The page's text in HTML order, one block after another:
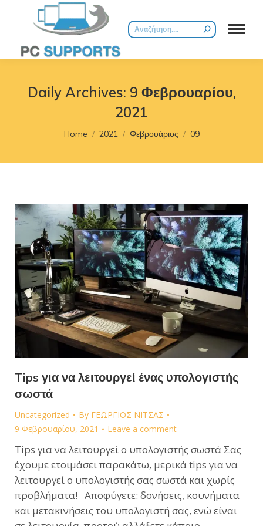
Search:
Daily Archives: 9 Φεβρουαρίου,
2021
You are here:
Home 2021 Φεβρουάριος 09
Tips για να λειτουργεί ένας υπολογιστής
σωστά
Uncategorized By ΓΕΩΡΓΙΟΣ ΝΙΤΣΑΣ
9 Φεβρουαρίου, 2021
Leave a comment
Τips για να λειτουργεί ο υπολογιστής σωστά Σας
έχουμε ετοιμάσει παρακάτω, μερικά tips για να
λειτουργεί ο υπολογιστής σας σωστά και χωρίς
προβλήματα! Αποφύγετε: δονήσεις, κουνήματα
και μετακινήσεις του υπολογιστή σας, ενώ είναι